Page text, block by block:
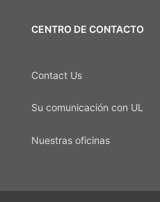
CENTRO DE CONTACTO
Contact Us
Su comunicación con UL
Nuestras oficinas